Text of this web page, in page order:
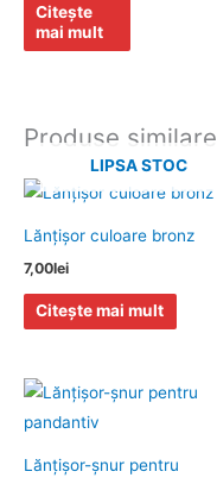
Citește
mai mult
Produse similare
LIPSA STOC
Lănţişor culoare bronz
7,00lei
Citește mai mult
Lănţişor-șnur pentru